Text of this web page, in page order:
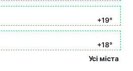
+19°
+18°
Усі міста